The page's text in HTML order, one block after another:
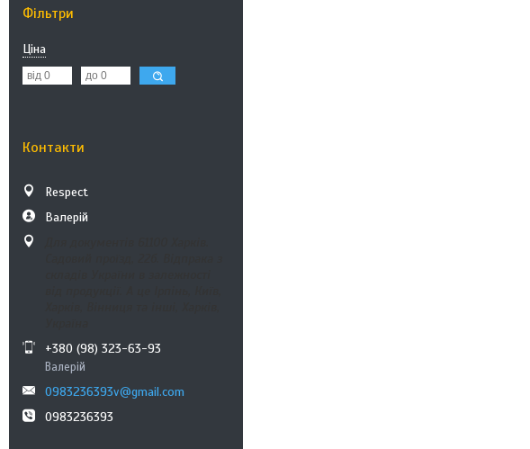
Фільтри
Ціна
Контакти
Respect
Валерій
+380 (98) 323-63-93
Валерій
0983236393v@gmail.com
0983236393